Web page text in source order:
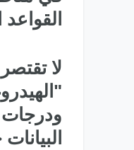
لا
ودرجات